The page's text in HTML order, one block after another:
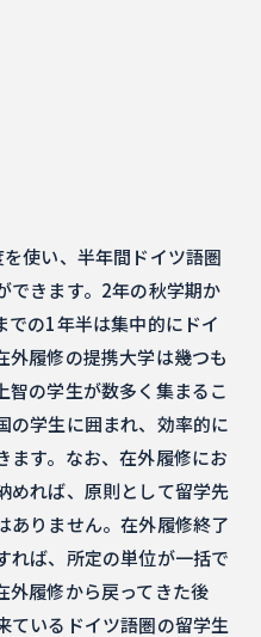
使い、半年間ドイツ語圏
できます。2年の秋学期か
での1年半は集中的にドイ
外履修の提携大学は幾つも
智の学生が数多く集まるこ
の学生に囲まれ、効率的に
ます。なお、在外履修にお
めれば、原則として留学先
ありません。在外履修終了
れば、所定の単位が一括で
外履修から戻ってきた後
ているドイツ語圏の留学生